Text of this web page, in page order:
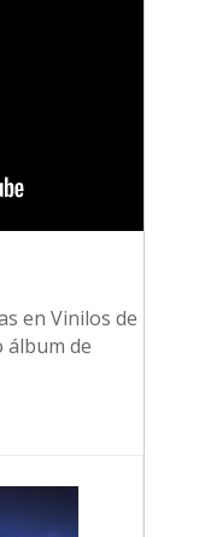
en Vinilos de
álbum de